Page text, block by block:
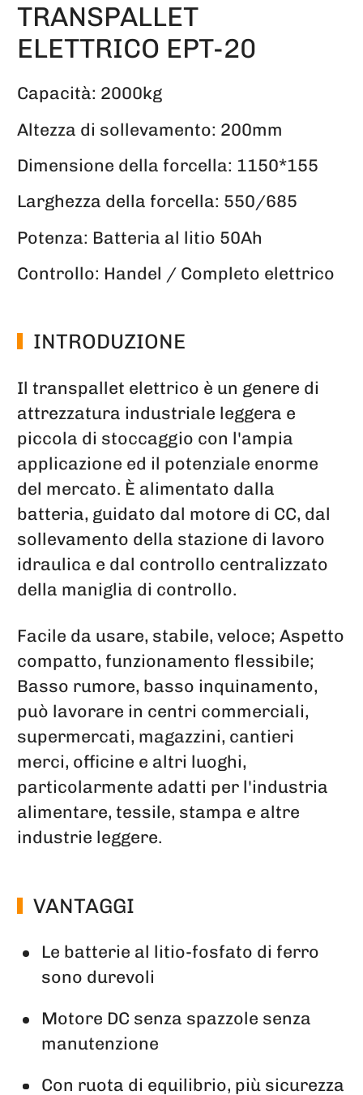
TRANSPALLET
ELETTRICO EPT-20
Capacità: 2000kg
Altezza di sollevamento: 200mm
Dimensione della forcella: 1150*155
Larghezza della forcella: 550/685
Potenza: Batteria al litio 50Ah
Controllo: Handel / Completo elettrico
INTRODUZIONE
Il transpallet elettrico è un genere di
attrezzatura industriale leggera e
piccola di stoccaggio con l'ampia
applicazione ed il potenziale enorme
del mercato. È alimentato dalla
batteria, guidato dal motore di CC, dal
sollevamento della stazione di lavoro
idraulica e dal controllo centralizzato
della maniglia di controllo.
Facile da usare, stabile, veloce; Aspetto
compatto, funzionamento flessibile;
Basso rumore, basso inquinamento,
può lavorare in centri commerciali,
supermercati, magazzini, cantieri
merci, officine e altri luoghi,
particolarmente adatti per l'industria
alimentare, tessile, stampa e altre
industrie leggere.
VANTAGGI
Le batterie al litio-fosfato di ferro
sono durevoli
Motore DC senza spazzole senza
manutenzione
Con ruota di equilibrio, più sicurezza